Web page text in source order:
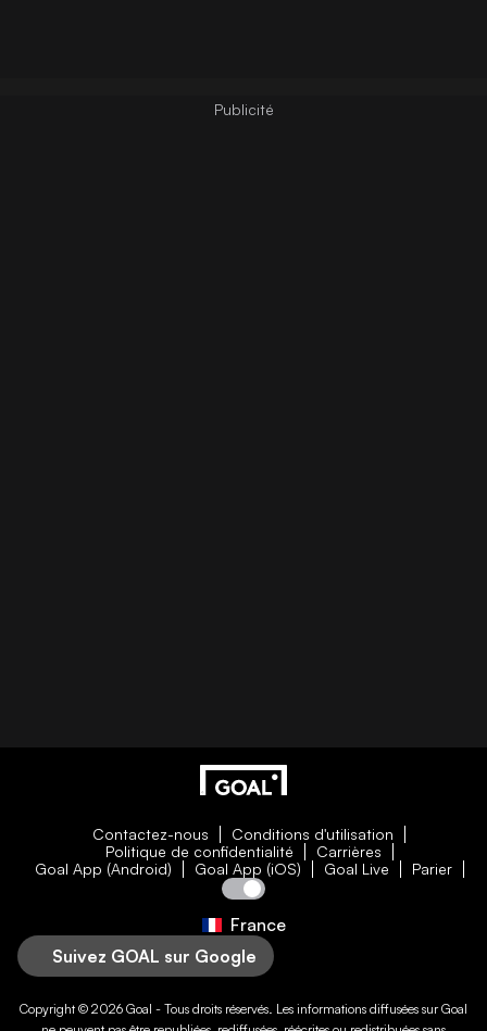
Contactez-nous
Conditions d'utilisation
Politique de confidentialité
Carrières
Goal App (Android)
Goal App (iOS) Goal Live Parier
France
Suivez GOAL sur Google
Copyright © 2026 Goal - Tous droits réservés. Les informations diffusées surGoal